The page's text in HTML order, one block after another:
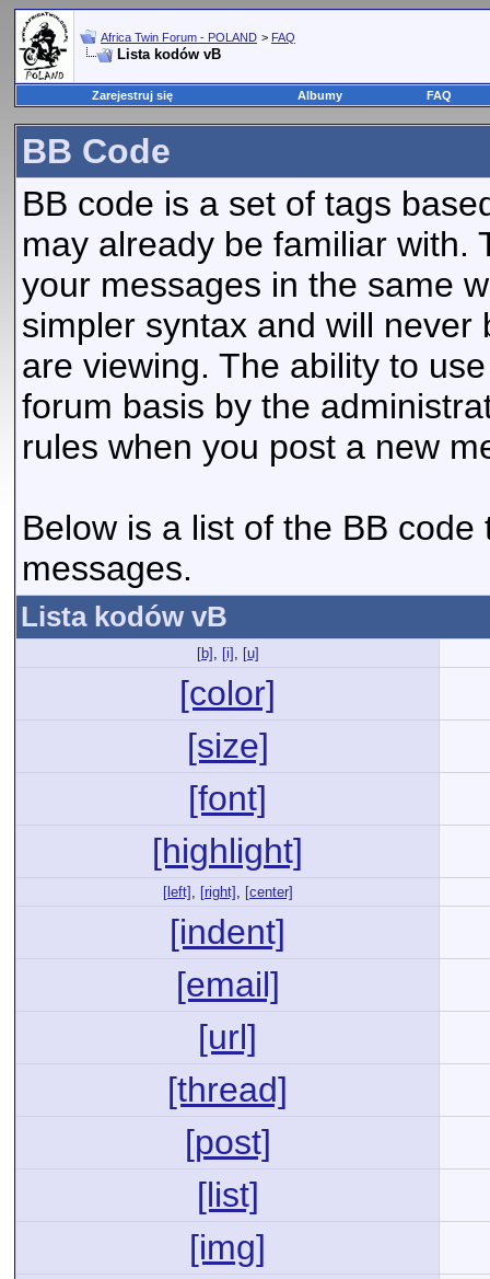
Africa Twin Forum - POLAND > FAQ
Lista kodów vB
Zarejestruj się Albumy FAQ
BB Code
BB code is a set of tags
may already be familiar with.
your messages in the same
simpler syntax and will
are viewing. The ability to
forum basis by the
rules when you post a new
Below is a list of the BB
messages.
Lista kodów vB
[b] , [i] , [u]
[color]
[size]
[font]
[highlight]
[left] , [right] , [center]
[indent]
[email]
[url]
[thread]
[post]
[list]
[img]